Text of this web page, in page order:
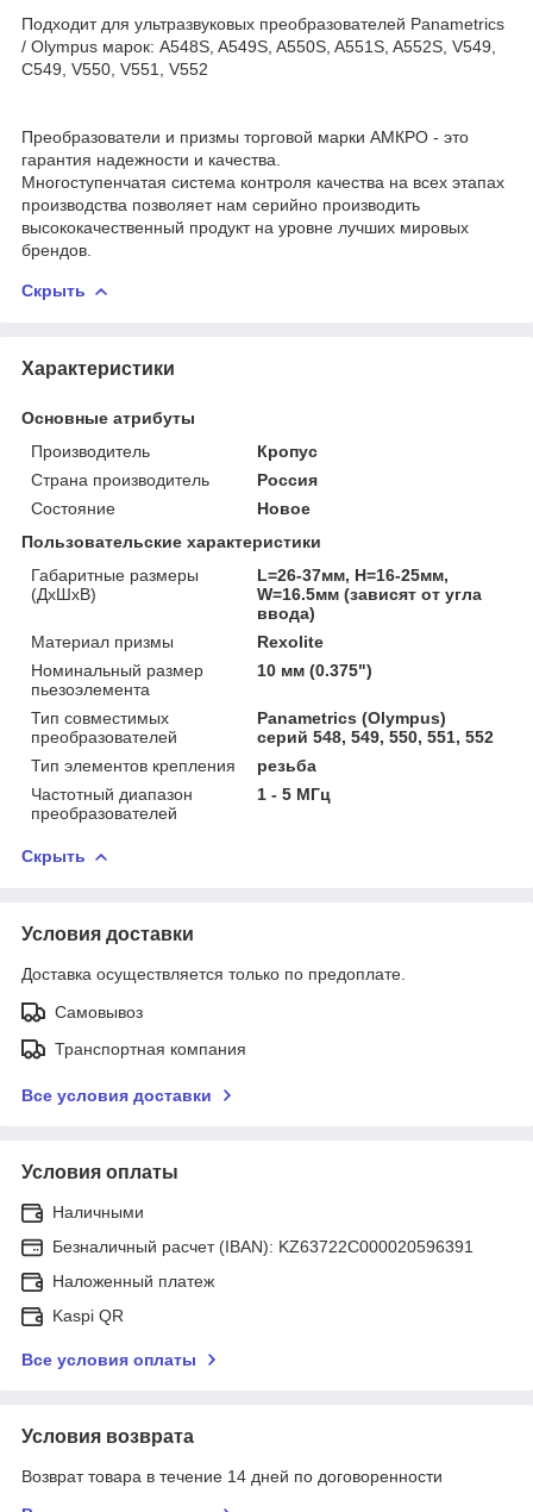
Подходит для ультразвуковых преобразователей Panametrics
/ Olympus марок: A548S, A549S, A550S, A551S, A552S, V549,
C549, V550, V551, V552
Преобразователи и призмы торговой марки АМКРО - это
гарантия надежности и качества.
Многоступенчатая система контроля качества на всех этапах
производства позволяет нам серийно производить
высококачественный продукт на уровне лучших мировых
брендов.
Скрыть
Характеристики
Основные атрибуты
Производитель
Кропус
Страна производитель
Россия
Состояние
Новое
Пользовательские характеристики
Габаритные размеры
(ДхШхВ)
L=26-37мм, H=16-25мм,
W=16.5мм (зависят от угла
ввода)
Материал призмы
Rexolite
Номинальный размер
пьезоэлемента
10 мм (0.375")
Тип совместимых
преобразователей
Panametrics (Olympus)
серий 548, 549, 550, 551, 552
Тип элементов крепления
резьба
Частотный диапазон
преобразователей
1 - 5 МГц
Скрыть
Условия доставки
Доставка осуществляется только по предоплате.
Самовывоз
Транспортная компания
Все условия доставки
Условия оплаты
Наличными
Безналичный расчет (IBAN): KZ63722C000020596391
Наложенный платеж
Kaspi QR
Все условия оплаты
Условия возврата
Возврат товара в течение 14 дней по договоренности